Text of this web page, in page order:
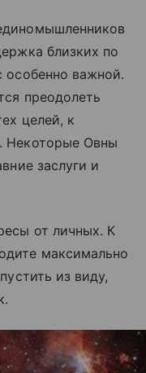
близких по
особенно важной.
преодолеть
целей, к
Некоторые Овны
заслуги и
от личных. К
максимально
из виду,